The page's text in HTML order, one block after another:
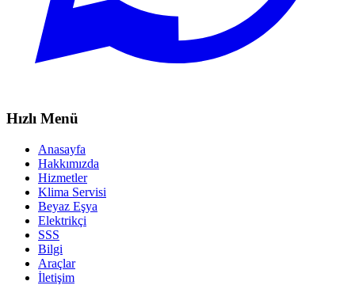
Hızlı Menü
Anasayfa
Hakkımızda
Hizmetler
Klima Servisi
Beyaz Eşya
Elektrikçi
SSS
Bilgi
Araçlar
İletişim